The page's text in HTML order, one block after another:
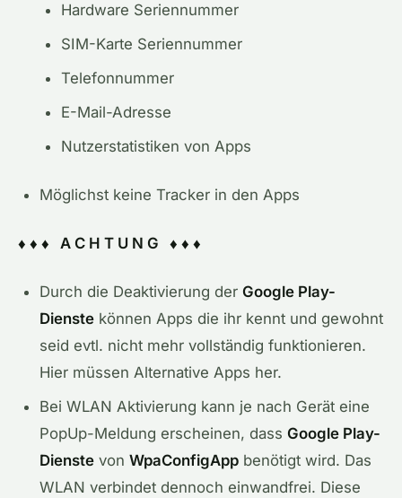
Hardware Seriennummer
SIM-Karte Seriennummer
Telefonnummer
E-Mail-Adresse
Nutzerstatistiken von Apps
Möglichst keine Tracker in den Apps
♦ ♦ ♦ A C H T U N G ♦ ♦ ♦
Durch die Deaktivierung der Google Play-
Dienste können Apps die ihr kennt und gewohnt
seid evtl. nicht mehr vollständig funktionieren.
Hier müssen Alternative Apps her.
Bei WLAN Aktivierung kann je nach Gerät eine
PopUp-Meldung erscheinen, dass Google Play-
Dienste von WpaConfigApp benötigt wird. Das
WLAN verbindet dennoch einwandfrei. Diese